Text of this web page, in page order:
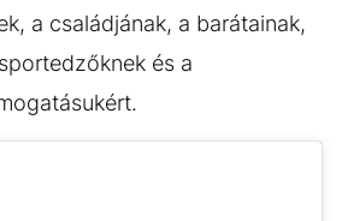
a családjának, a barátainak,
és a